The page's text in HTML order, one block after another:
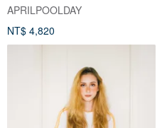
APRILPOOLDAY
NT$ 4,820